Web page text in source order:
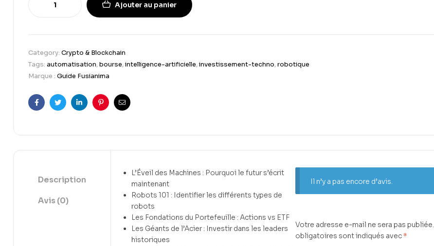
Ajouter au panier
Category: Crypto & Blockchain
Tags: automatisation,bourse,intelligence-artificielle,investissement-techno,robotique
Marque : Guide Fusianima
FacebookTwitterLinkedinPinterestEmail
Description
Avis (0)
L’Éveil des Machines : Pourquoi le futur s’écrit
maintenant
Robots 101 : Identifier les différents types de
robots
Les Fondations du Portefeuille : Actions vs ETF
Les Géants de l’Acier : Investir dans les leaders
historiques
Il n’y a pas encore d’avis.
Votre adresse e-mail ne sera pas publiée.
obligatoires sont indiqués avec*